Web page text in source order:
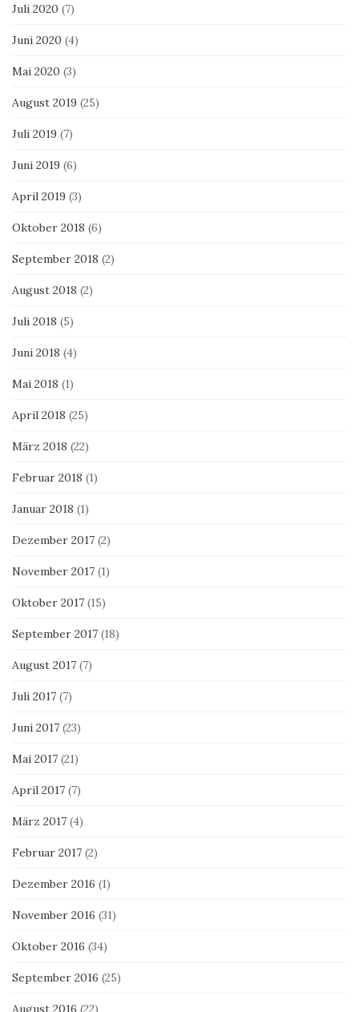
Juli 2020 (7)
Juni 2020 (4)
Mai 2020 (3)
August 2019 (25)
Juli 2019 (7)
Juni 2019 (6)
April 2019 (3)
Oktober 2018 (6)
September 2018 (2)
August 2018 (2)
Juli 2018 (5)
Juni 2018 (4)
Mai 2018 (1)
April 2018 (25)
März 2018 (22)
Februar 2018 (1)
Januar 2018 (1)
Dezember 2017 (2)
November 2017 (1)
Oktober 2017 (15)
September 2017 (18)
August 2017 (7)
Juli 2017 (7)
Juni 2017 (23)
Mai 2017 (21)
April 2017 (7)
März 2017 (4)
Februar 2017 (2)
Dezember 2016 (1)
November 2016 (31)
Oktober 2016 (34)
September 2016 (25)
August 2016 (22)